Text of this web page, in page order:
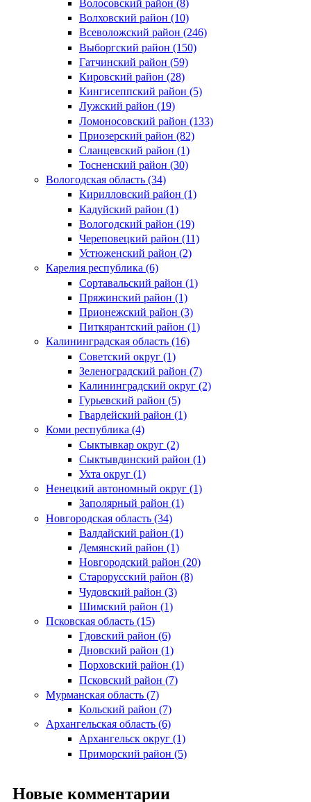
Волосовский район (8)
Волховский район (10)
Всеволожский район (246)
Выборгский район (150)
Гатчинский район (59)
Кировский район (28)
Кингисеппский район (5)
Лужский район (19)
Ломоносовский район (133)
Приозерский район (82)
Сланцевский район (1)
Тосненский район (30)
Вологодская область (34)
Кирилловский район (1)
Кадуйский район (1)
Вологодский район (19)
Череповецкий район (11)
Устюженский район (2)
Карелия республика (6)
Сортавальский район (1)
Пряжинский район (1)
Прионежский район (3)
Питкярантский район (1)
Калининградская область (16)
Советский округ (1)
Зеленоградский район (7)
Калининградский округ (2)
Гурьевский район (5)
Гвардейский район (1)
Коми республика (4)
Сыктывкар округ (2)
Сыктывдинский район (1)
Ухта округ (1)
Ненецкий автономный округ (1)
Заполярный район (1)
Новгородская область (34)
Валдайский район (1)
Демянский район (1)
Новгородский район (20)
Старорусский район (8)
Чудовский район (3)
Шимский район (1)
Псковская область (15)
Гдовский район (6)
Дновский район (1)
Порховский район (1)
Псковский район (7)
Мурманская область (7)
Кольский район (7)
Архангельская область (6)
Архангельск округ (1)
Приморский район (5)
Новые комментарии